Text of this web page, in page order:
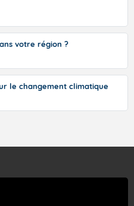
votre région ?
le changement climatique